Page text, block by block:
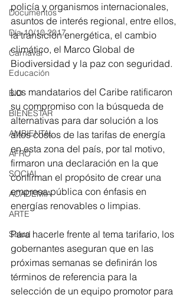
Documentos
Día 10/10 2017
Carnaval
Educación
BID
BIENESTAR
AMBIENTAL
AFRO
SOCIAL
ACADEMIA
ARTE
Salud
policía y organismos internacionales,
asuntos de interés regional, entre ellos,
la transición energética, el cambio
climático, el Marco Global de
Biodiversidad y la paz con seguridad.
Los mandatarios del Caribe ratificaron
su compromiso con la búsqueda de
alternativas para dar solución a los
altos costos de las tarifas de energía
en esta zona del país, por tal motivo,
firmaron una declaración en la que
confirman el propósito de crear una
empresa pública con énfasis en
energías renovables o limpias.
Para hacerle frente al tema tarifario, los
gobernantes aseguran que en las
próximas semanas se definirán los
términos de referencia para la
selección de un equipo promotor para